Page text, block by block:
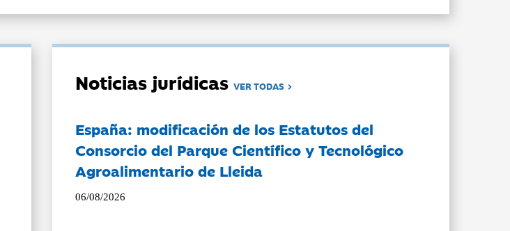
Noticias jurídicasVER TODAS
España: modificación de los Estatutos del
Consorcio del Parque Científico y Tecnológico
Agroalimentario de Lleida
06/08/2026